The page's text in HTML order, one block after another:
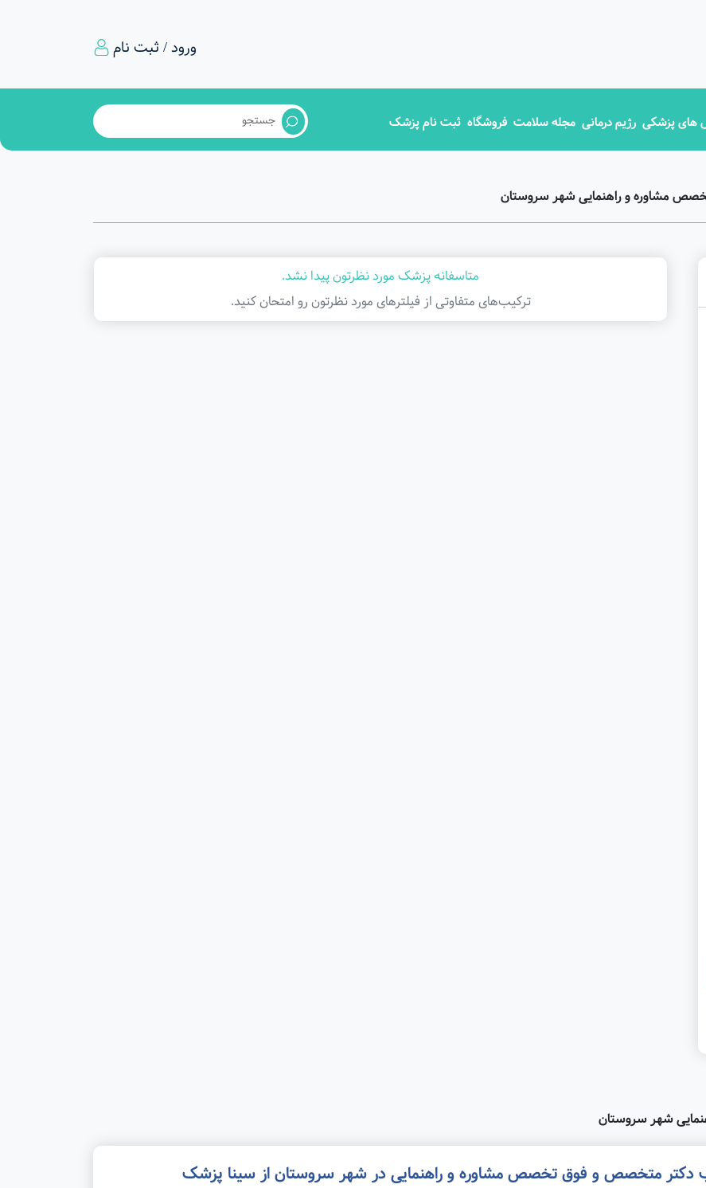
ورود / ثبت نام
پزشکی رژیم درمانی مجله سلامت فروشگاه ثبت نام پزشک
مشاوره و راهنمایی شهر سروستان
متاسفانه پزشک مورد نظرتون پیدا نشد.
ترکیب‌های متفاوتی از فیلتر‌های مورد نظرتون رو امتحان کنید.
شهر سروستان
دکتر متخصص و فوق تخصص مشاوره و راهنمایی در شهر سروستان از سینا پزشک